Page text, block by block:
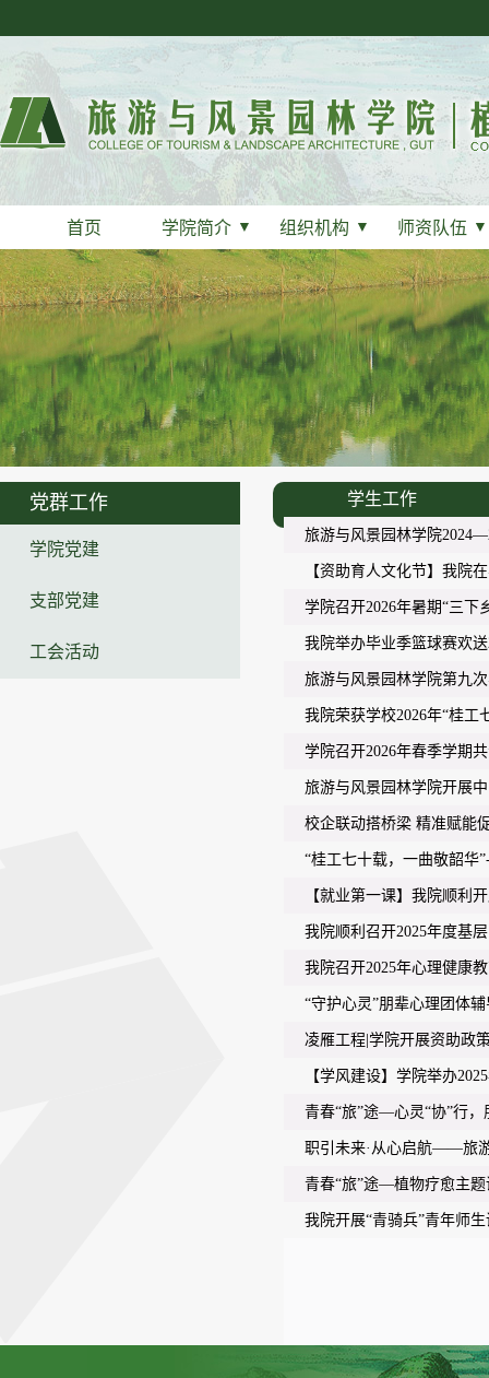
首页 学院简介 ▼ 组织机构 ▼ 师资队伍 ▼
党群工作
学院党建
支部党建
工会活动
学生工作
旅游与风景园林学院
【资助育人文化节】我院
学院召开2026年暑期“三下
我院举办毕业季篮球赛欢
旅游与风景园林学院第九
我院荣获学校2026年“桂工
学院召开2026年春季学期
旅游与风景园林学院开展
校企联动搭桥梁 精准赋能
“桂工七十载，一曲敬韶华
【就业第一课】我院顺利
我院顺利召开2025年度基
我院召开2025年心理健康
“守护心灵”朋辈心理团体
凌雁工程|学院开展资助政
【学风建设】学院举办
青春“旅”途—心灵“协”行
职引未来·从心启航——旅
青春“旅”途—植物疗愈主
我院开展“青骑兵”青年师